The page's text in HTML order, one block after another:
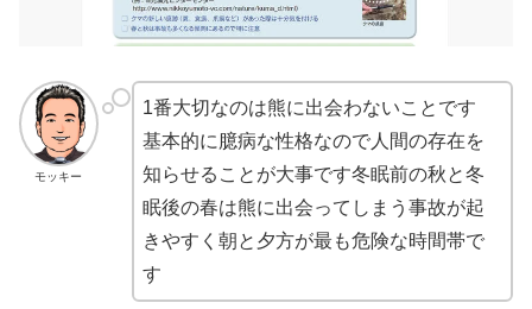
モッキー
1番大切なのは熊に出会わないことです
基本的に臆病な性格なので人間の存在を
知らせることが大事です冬眠前の秋と冬
眠後の春は熊に出会ってしまう事故が起
きやすく朝と夕方が最も危険な時間帯で
す